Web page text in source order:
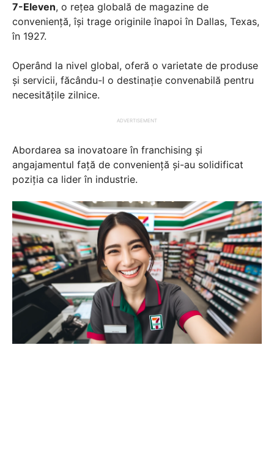
7-Eleven, o rețea globală de magazine de
conveniență, își trage originile înapoi în Dallas, Texas,
în 1927.
Operând la nivel global, oferă o varietate de produse
și servicii, făcându-l o destinație convenabilă pentru
necesitățile zilnice.
ADVERTISEMENT
Abordarea sa inovatoare în franchising și
angajamentul față de conveniență și-au solidificat
poziția ca lider în industrie.